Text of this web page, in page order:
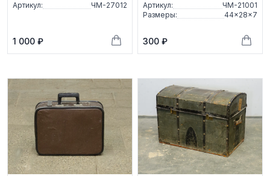
Артикул: ЧМ-27012
1 000 ₽
Артикул:
ЧМ-21001
Размеры:
44×28×7
300 ₽